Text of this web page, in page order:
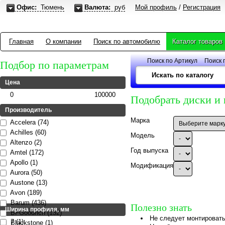
Офис: Тюмень Валюта: руб Мой профиль / Регистрация
Главная О компании Поиск по автомобилю Каталог товаров
Подбор по параметрам
Цена
0 100000
Производитель
Accelera (74)
Achilles (60)
Altenzo (2)
Amtel (172)
Apollo (1)
Aurora (50)
Austone (13)
Avon (189)
Barum (436)
BFGoodrich (132)
Blackstone (1)
Ширина профиля, мм
7 (1)
Поиск по Артикул Поиск
Подобрать диски
Марка
Модель
Год выпуска
Модификация
Полезно знать
Не следует